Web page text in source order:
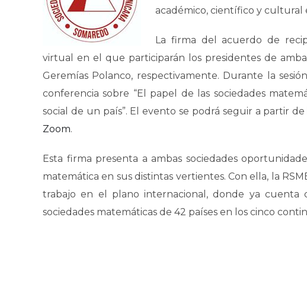
académico, científico y cultural
La firma del acuerdo de
virtual en el que participarán los presidentes de
Geremías Polanco, respectivamente. Durante la
conferencia sobre “El papel de las sociedades
social de un país”. El evento se podrá seguir a partir
Zoom.
Esta firma presenta a ambas sociedades
matemática en sus distintas vertientes. Con ella, la
trabajo en el plano internacional, donde ya cuenta
sociedades matemáticas de 42 países en los cinco